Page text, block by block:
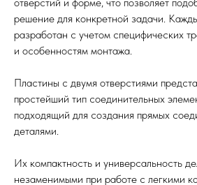
решение для конкретной задачи.
разработан с учетом специфических
и особенностям монтажа.
Пластины с двумя отверстиями
простейший тип соединительных
подходящий для создания прямых
деталями.
Их компактность и универсальность
незаменимыми при работе с легкими